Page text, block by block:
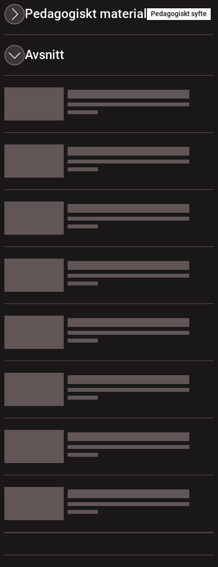
Pedagogiskt material Pedagogiskt syfte
Avsnitt